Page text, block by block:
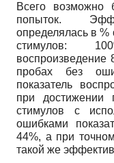
Всего возможно
попыток.
определялась в %
стимулов:
воспроизведение
пробах без
показатель
при достижении
стимулов с
ошибками
44%, а при
такой же